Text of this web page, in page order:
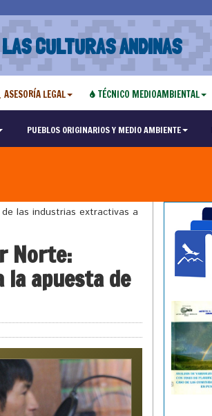
CULTURAS ANDINAS
ASESORÍA LEGAL TÉCNICO MEDIOAMBIENTAL
PUEBLOS ORIGINARIOS Y MEDIO AMBIENTE
de las industrias extractivas a
Norte:
apuesta de